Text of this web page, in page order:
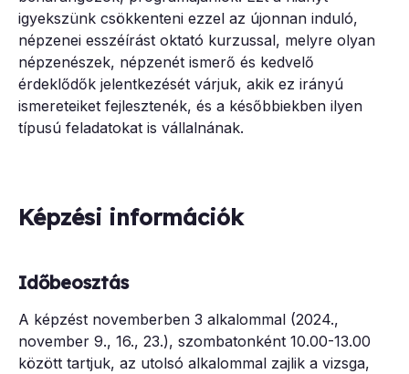
igyekszünk csökkenteni ezzel az újonnan induló,
népzenei esszéírást oktató kurzussal, melyre olyan
népzenészek, népzenét ismerő és kedvelő
érdeklődők jelentkezését várjuk, akik ez irányú
ismereteiket fejlesztenék, és a későbbiekben ilyen
típusú feladatokat is vállalnának.
Képzési információk
Időbeosztás
A képzést novemberben 3 alkalommal (2024.,
november 9., 16., 23.), szombatonként 10.00-13.00
között tartjuk, az utolsó alkalommal zajlik a vizsga,